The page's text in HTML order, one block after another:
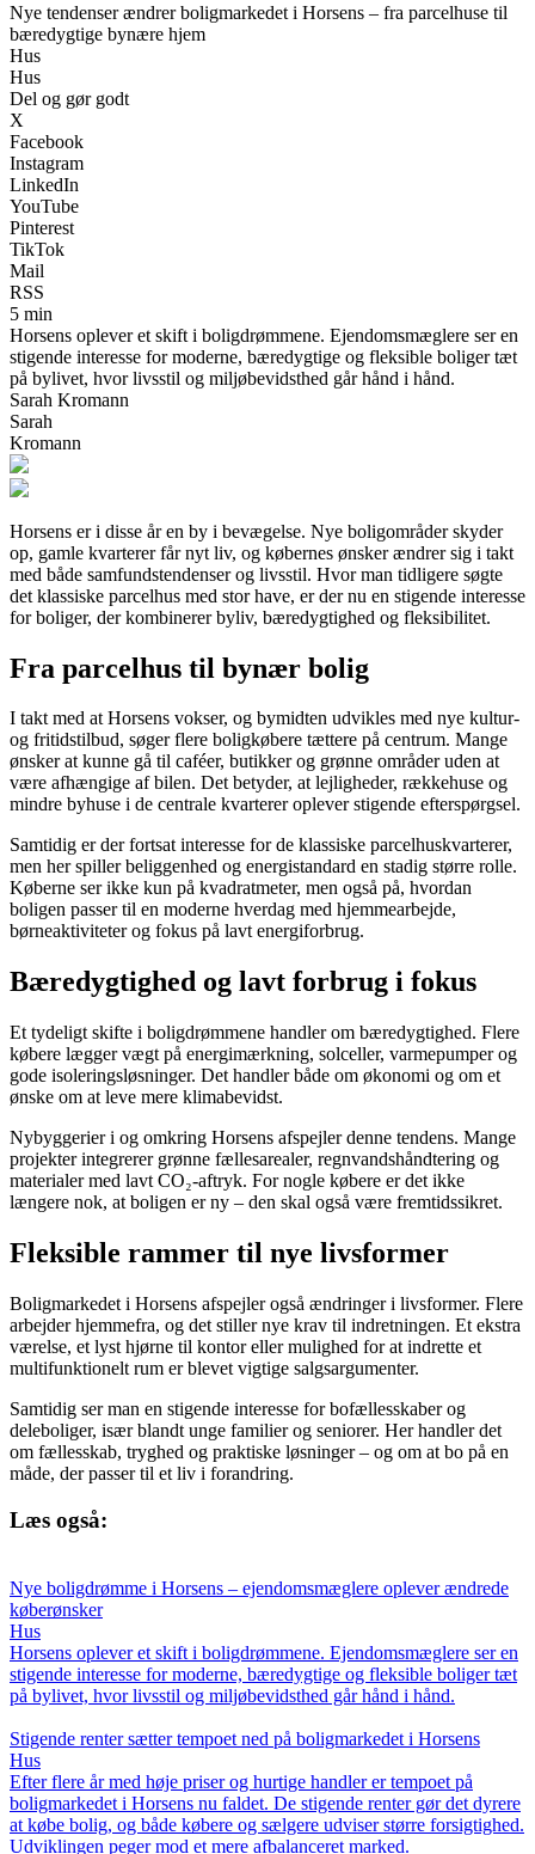
Nye tendenser ændrer boligmarkedet i Horsens – fra parcelhuse til
bæredygtige bynære hjem
Hus
Hus
Del og gør godt
X
Facebook
Instagram
LinkedIn
YouTube
Pinterest
TikTok
Mail
RSS
5 min
Horsens oplever et skift i boligdrømmene. Ejendomsmæglere ser en
stigende interesse for moderne, bæredygtige og fleksible boliger tæt
på bylivet, hvor livsstil og miljøbevidsthed går hånd i hånd.
Sarah Kromann
Sarah
Kromann
Horsens er i disse år en by i bevægelse. Nye boligområder skyder
op, gamle kvarterer får nyt liv, og købernes ønsker ændrer sig i takt
med både samfundstendenser og livsstil. Hvor man tidligere søgte
det klassiske parcelhus med stor have, er der nu en stigende interesse
for boliger, der kombinerer byliv, bæredygtighed og fleksibilitet.
Fra parcelhus til bynær bolig
I takt med at Horsens vokser, og bymidten udvikles med nye kultur-
og fritidstilbud, søger flere boligkøbere tættere på centrum. Mange
ønsker at kunne gå til caféer, butikker og grønne områder uden at
være afhængige af bilen. Det betyder, at lejligheder, rækkehuse og
mindre byhuse i de centrale kvarterer oplever stigende efterspørgsel.
Samtidig er der fortsat interesse for de klassiske parcelhuskvarterer,
men her spiller beliggenhed og energistandard en stadig større rolle.
Køberne ser ikke kun på kvadratmeter, men også på, hvordan
boligen passer til en moderne hverdag med hjemmearbejde,
børneaktiviteter og fokus på lavt energiforbrug.
Bæredygtighed og lavt forbrug i fokus
Et tydeligt skifte i boligdrømmene handler om bæredygtighed. Flere
købere lægger vægt på energimærkning, solceller, varmepumper og
gode isoleringsløsninger. Det handler både om økonomi og om et
ønske om at leve mere klimabevidst.
Nybyggerier i og omkring Horsens afspejler denne tendens. Mange
projekter integrerer grønne fællesarealer, regnvandshåndtering og
materialer med lavt CO₂-aftryk. For nogle købere er det ikke
længere nok, at boligen er ny – den skal også være fremtidssikret.
Fleksible rammer til nye livsformer
Boligmarkedet i Horsens afspejler også ændringer i livsformer. Flere
arbejder hjemmefra, og det stiller nye krav til indretningen. Et ekstra
værelse, et lyst hjørne til kontor eller mulighed for at indrette et
multifunktionelt rum er blevet vigtige salgsargumenter.
Samtidig ser man en stigende interesse for bofællesskaber og
deleboliger, især blandt unge familier og seniorer. Her handler det
om fællesskab, tryghed og praktiske løsninger – og om at bo på en
måde, der passer til et liv i forandring.
Læs også:
Nye boligdrømme i Horsens – ejendomsmæglere oplever ændrede
køberønsker
Hus
Horsens oplever et skift i boligdrømmene. Ejendomsmæglere ser en
stigende interesse for moderne, bæredygtige og fleksible boliger tæt
på bylivet, hvor livsstil og miljøbevidsthed går hånd i hånd.
Stigende renter sætter tempoet ned på boligmarkedet i Horsens
Hus
Efter flere år med høje priser og hurtige handler er tempoet på
boligmarkedet i Horsens nu faldet. De stigende renter gør det dyrere
at købe bolig, og både købere og sælgere udviser større forsigtighed.
Udviklingen peger mod et mere afbalanceret marked.